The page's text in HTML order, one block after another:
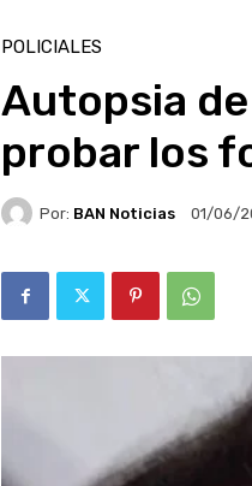
POLICIALES
Autopsia
probar los
Por: BAN Noticias 01/06/